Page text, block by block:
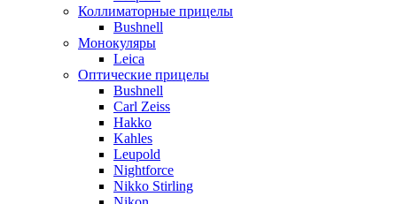
Коллиматорные прицелы
Bushnell
Монокуляры
Leica
Оптические прицелы
Bushnell
Carl Zeiss
Hakko
Kahles
Leupold
Nightforce
Nikko Stirling